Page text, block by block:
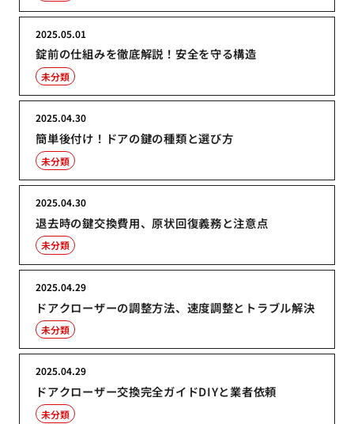
錠前の仕組みを徹底解説！安全を守る構造
2025.05.01
未分類
簡単後付け！ドアの鍵の種類と選び方
2025.04.30
未分類
退去時の鍵交換費用、原状回復義務と注意点
2025.04.30
未分類
ドアクローザーの調整方法、速度調整とトラブル解決
2025.04.29
未分類
ドアクローザー交換完全ガイドDIYと業者依頼
2025.04.29
未分類